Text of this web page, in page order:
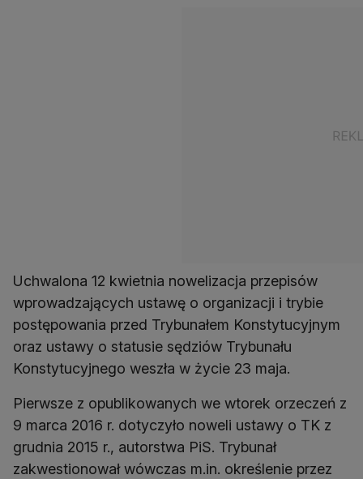
Uchwalona 12 kwietnia nowelizacja przepisów
wprowadzających ustawę o organizacji i trybie
postępowania przed Trybunałem Konstytucyjnym
oraz ustawy o statusie sędziów Trybunału
Konstytucyjnego weszła w życie 23 maja.
Pierwsze z opublikowanych we wtorek orzeczeń z
9 marca 2016 r. dotyczyło noweli ustawy o TK z
grudnia 2015 r., autorstwa PiS. Trybunał
zakwestionował wówczas m.in. określenie przez